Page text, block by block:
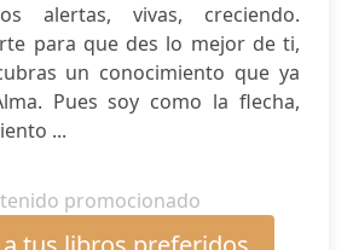
alertas, vivas, creciendo.
para que des lo mejor de ti,
un conocimiento que ya
Pues soy como la flecha,
...
promocionado